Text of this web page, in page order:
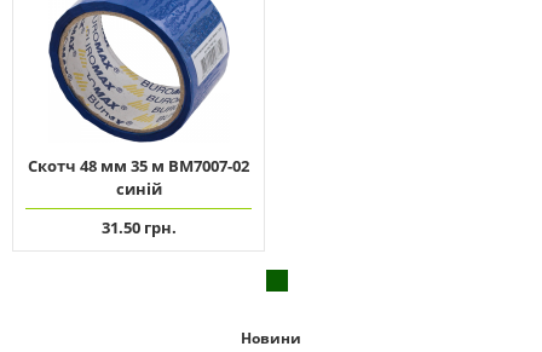
Скотч 48 мм 35 м ВМ7007-02
синій
31.50 грн.
Новини